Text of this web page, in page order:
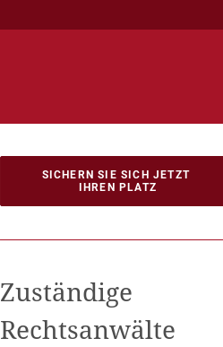
SICHERN SIE SICH JETZT
IHREN PLATZ
Zuständige
Rechtsanwälte